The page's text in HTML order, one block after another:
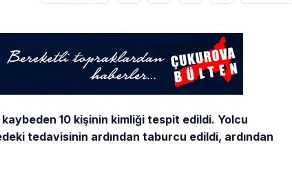
10 kişinin kimliği tespit edildi. Yolcu
tedavisinin ardından taburcu edildi, ardından